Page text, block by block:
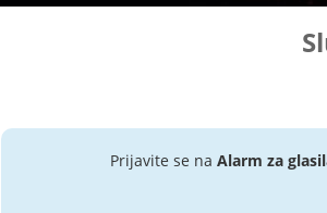
Prijavite se na Alarm za